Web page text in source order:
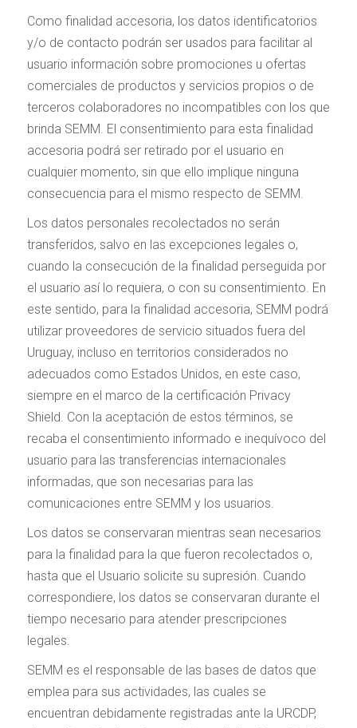
Como finalidad accesoria, los datos identificatorios
y/o de contacto podrán ser usados para facilitar al
usuario información sobre promociones u ofertas
comerciales de productos y servicios propios o de
terceros colaboradores no incompatibles con los que
brinda SEMM. El consentimiento para esta finalidad
accesoria podrá ser retirado por el usuario en
cualquier momento, sin que ello implique ninguna
consecuencia para el mismo respecto de SEMM.
Los datos personales recolectados no serán
transferidos, salvo en las excepciones legales o,
cuando la consecución de la finalidad perseguida por
el usuario así lo requiera, o con su consentimiento. En
este sentido, para la finalidad accesoria, SEMM podrá
utilizar proveedores de servicio situados fuera del
Uruguay, incluso en territorios considerados no
adecuados como Estados Unidos, en este caso,
siempre en el marco de la certificación Privacy
Shield. Con la aceptación de estos términos, se
recaba el consentimiento informado e inequívoco del
usuario para las transferencias internacionales
informadas, que son necesarias para las
comunicaciones entre SEMM y los usuarios.
Los datos se conservaran mientras sean necesarios
para la finalidad para la que fueron recolectados o,
hasta que el Usuario solicite su supresión. Cuando
correspondiere, los datos se conservaran durante el
tiempo necesario para atender prescripciones
legales.
SEMM es el responsable de las bases de datos que
emplea para sus actividades, las cuales se
encuentran debidamente registradas ante la URCDP,